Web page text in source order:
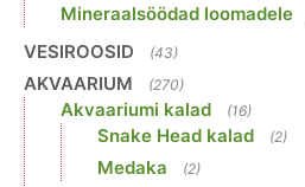
Mineraalsöödad loomadele
VESIROOSID (43)
AKVAARIUM (270)
Akvaariumi kalad (16)
Snake Head kalad (2)
Medaka (2)